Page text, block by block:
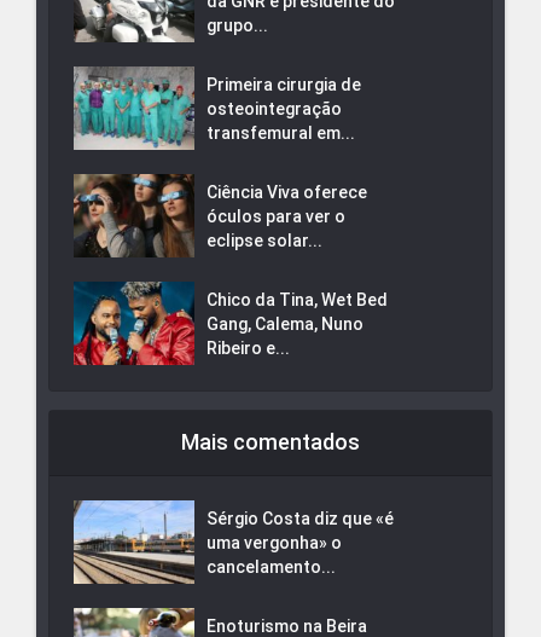
grupo...
Primeira cirurgia de
osteointegração
transfemural em...
Ciência Viva oferece
óculos para ver o
eclipse solar...
Chico da Tina, Wet Bed
Gang, Calema, Nuno
Ribeiro e...
Mais comentados
Sérgio Costa diz que «é
uma vergonha» o
cancelamento...
Enoturismo na Beira